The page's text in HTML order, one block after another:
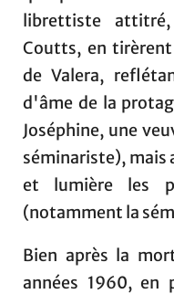
librettiste
Coutts, en
de Valera,
d'âme de la
Joséphine, une
séminariste), mais
et lumière les
(notamment la
Bien après la
années 1960, en